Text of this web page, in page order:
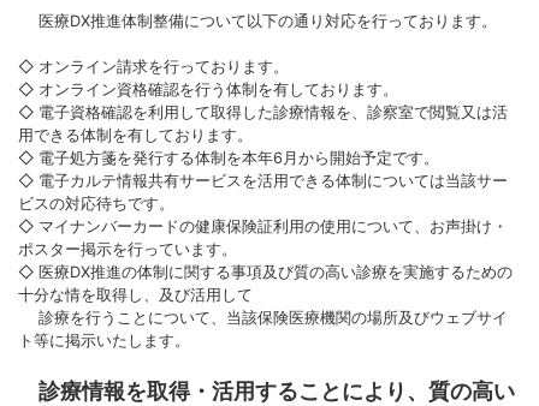
医療DX推進体制整備について以下の通り対応を行っております。
◇ オンライン請求を行っております。
◇ オンライン資格確認を行う体制を有しております。
◇ 電子資格確認を利用して取得した診療情報を、診察室で閲覧又は活
用できる体制を有しております。
◇ 電子処方箋を発行する体制を本年6月から開始予定です。
◇ 電子カルテ情報共有サービスを活用できる体制については当該サー
ビスの対応待ちです。
◇ マイナンバーカードの健康保険証利用の使用について、お声掛け・
ポスター掲示を行っています。
◇ 医療DX推進の体制に関する事項及び質の高い診療を実施するための
十分な情を取得し、及び活用して
診療を行うことについて、当該保険医療機関の場所及びウェブサイ
ト等に掲示いたします。
診療情報を取得・活用することにより、質の高い